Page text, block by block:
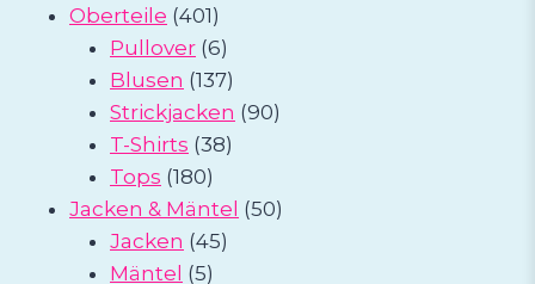
Produkte
Oberteile 401401
Produkte
Pullover 66
Produkte
Blusen 137137
Produkte
Strickjacken 9090
T-Shirts 3838
Tops 180180
Produkte
Jacken & Mäntel 5050
Jacken 4545
Mäntel 55